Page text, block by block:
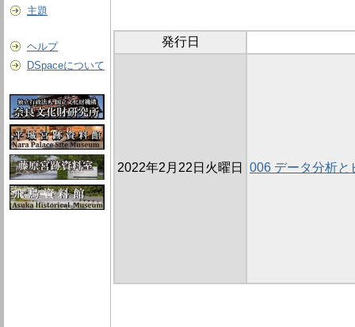
主題
ヘルプ
DSpaceについて
発行日
2022年2月22日火曜日 006 データ分析と